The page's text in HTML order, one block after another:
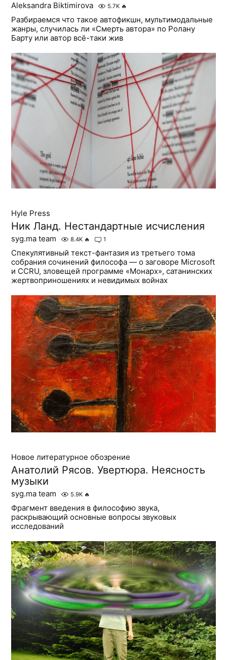
Aleksandra Biktimirova 5.7K 🔥
Разбираемся что такое автофикшн, мультимодальные
жанры, случилась ли «Смерть автора» по Ролану
Барту или автор всё-таки жив
Hyle Press
Ник Ланд. Нестандартные исчисления
syg.ma team 8.4K 🔥 1
Спекулятивный текст-фантазия из третьего тома
собрания сочинений философа — о заговоре Microsoft
и CCRU, зловещей программе «Монарх», сатанинских
жертвоприношениях и невидимых войнах
Новое литературное обозрение
Анатолий Рясов. Увертюра. Неясность
музыки
syg.ma team 5.9K 🔥
Фрагмент введения в философию звука,
раскрывающий основные вопросы звуковых
исследований